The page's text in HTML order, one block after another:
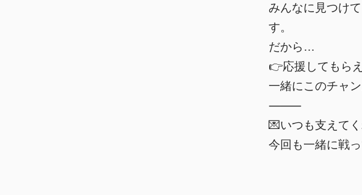
みんなに見つけ
す。
だから…
👉応援してもら
一緒にこのチャ
⸻
💌いつも支えて
今回も一緒に戦